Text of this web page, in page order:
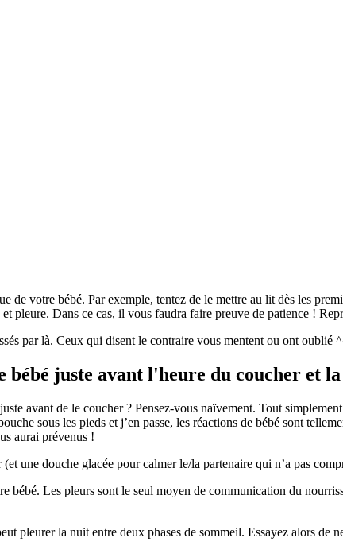
de votre bébé. Par exemple, tentez de le mettre au lit dès les
et pleure. Dans ce cas, il vous faudra faire preuve de patience !
par là. Ceux qui disent le contraire vous mentent ou ont oublié
bébé juste avant l'heure du coucher et
avant de le coucher ? Pensez-vous naïvement. Tout
sous les pieds et j’en passe, les réactions de bébé sont
aurai prévenus !
une douche glacée pour calmer le/la partenaire qui n’a pas
bébé. Les pleurs sont le seul moyen de communication du
pleurer la nuit entre deux phases de sommeil. Essayez alors